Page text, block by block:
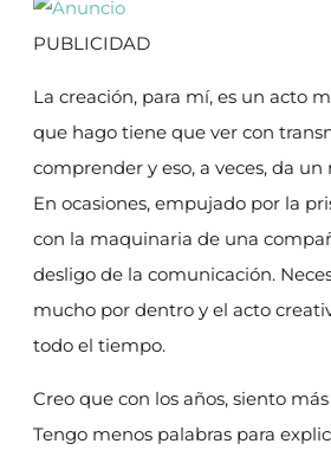
PUBLICIDAD
La creación, para mí, es un acto
que hago tiene que ver con
comprender y eso, a veces, da un
En ocasiones, empujado por la
con la maquinaria de una
desligo de la comunicación.
mucho por dentro y el acto
todo el tiempo.
Creo que con los años, siento
Tengo menos palabras para